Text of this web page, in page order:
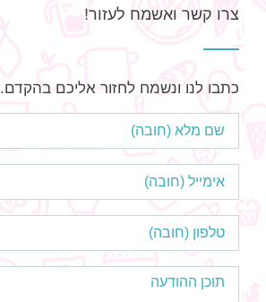
צרו קשר ואשמח לעזור!
כתבו לנו ונשמח לחזור אליכם בהקדם.